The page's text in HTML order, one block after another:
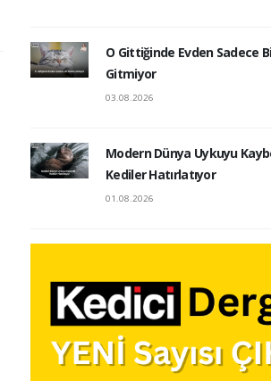
O Gittiğinde Evden Sadece
Gitmiyor
03.08.2026
Modern Dünya Uykuyu
Kediler Hatırlatıyor
01.08.2026